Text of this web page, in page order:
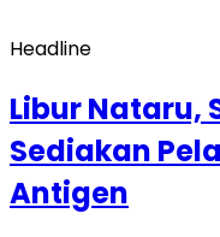
Headline
Libur Nataru,
Sediakan
Antigen